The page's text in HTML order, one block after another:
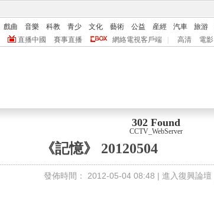
戲曲 音樂 科教 青少 文化 藝術 公益 産經 汽車 旅游
直播中國 賽事直播 網絡電視客戶端 高清 電影
302 Found
CCTV_WebServer
《記憶》 20120504
發佈時間： 2012-05-04 08:48 | 進入復興論壇